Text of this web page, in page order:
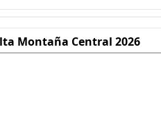
Montaña Central 2026